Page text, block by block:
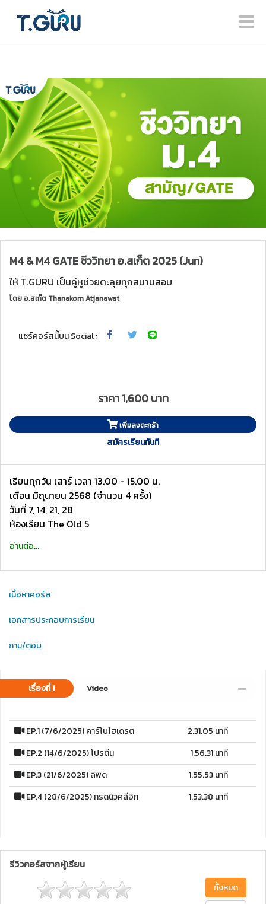
M4 & M4 GATE ชีววิทยา อ.สเก็ต 2025 (Jun)
ให้ T.GURU เป็นคู่หูช่วยตะลุยทุกสนามสอบ
โดยอ.สเก็ต Thanakorn Atjanawat
แชร์คอร์สนี้บน Social :
ราคา 1,600 บาท
เพิ่มลงตะกร้า
สมัครเรียนทันที
เรียนทุกวัน เสาร์ เวลา 13.00 - 15.00 น.
เดือน มิถุนายน 2568 (จำนวน 4 ครั้ง)
วันที่ 7, 14, 21, 28
ห้องเรียน The Old 5
อ่านต่อ...
เนื้อหาคอร์ส
เอกสารประกอบการเรียน
ถาม/ตอบ
เรื่องที่ 1 Video
EP.1 (7/6/2025) คาร์โบไฮเดรต
2.31.05 นาที
EP.2 (14/6/2025) โปรตีน
1.56.31 นาที
EP.3 (21/6/2025) ลิพิด
1.55.53 นาที
EP.4 (28/6/2025) กรดนิวคลีอิก
1.53.38 นาที
รีวิวคอร์สจากผู้เรียน
ทั้งหมด